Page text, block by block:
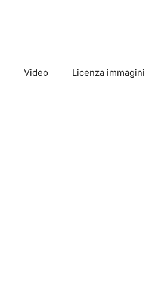
Video Licenza immagini